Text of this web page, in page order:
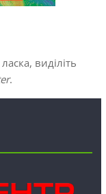
виділіть
.